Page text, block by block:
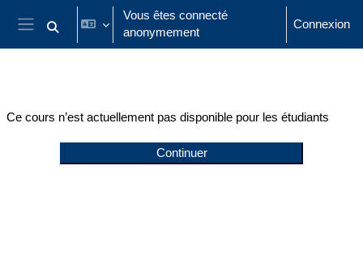
Passer au contenu principal
Panneau latéral
Activer/désactiver la saisie de recherche
Vous êtes connecté
anonymement
Connexion
Ce cours n’est actuellement pas disponible pour les étudiants
Continuer